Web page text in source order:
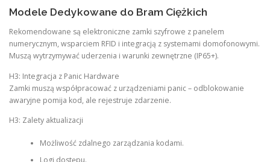
Modele Dedykowane do Bram Ciężkich
Rekomendowane są elektroniczne zamki szyfrowe z panelem
numerycznym, wsparciem RFID i integracją z systemami domofonowymi.
Muszą wytrzymywać uderzenia i warunki zewnętrzne (IP65+).
H3: Integracja z Panic Hardware
Zamki muszą współpracować z urządzeniami panic – odblokowanie
awaryjne pomija kod, ale rejestruje zdarzenie.
H3: Zalety aktualizacji
Możliwość zdalnego zarządzania kodami.
Logi dostępu.